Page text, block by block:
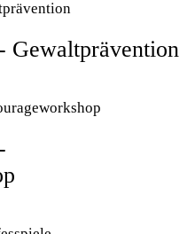
Gewaltprävention